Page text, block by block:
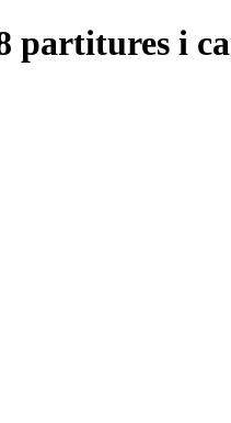
partitures i